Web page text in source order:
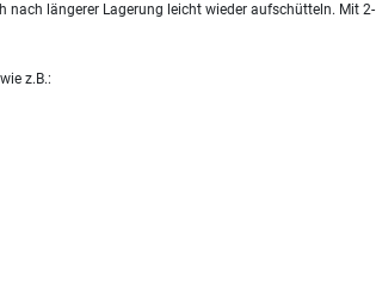
längerer Lagerung leicht wieder aufschütteln. Mit 2-
z.B.: